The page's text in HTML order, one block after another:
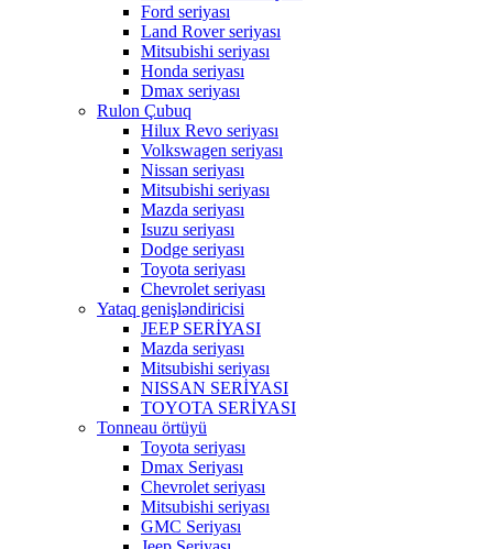
Ford seriyası
Land Rover seriyası
Mitsubishi seriyası
Honda seriyası
Dmax seriyası
Rulon Çubuq
Hilux Revo seriyası
Volkswagen seriyası
Nissan seriyası
Mitsubishi seriyası
Mazda seriyası
Isuzu seriyası
Dodge seriyası
Toyota seriyası
Chevrolet seriyası
Yataq genişləndiricisi
JEEP SERİYASI
Mazda seriyası
Mitsubishi seriyası
NISSAN SERİYASI
TOYOTA SERİYASI
Tonneau örtüyü
Toyota seriyası
Dmax Seriyası
Chevrolet seriyası
Mitsubishi seriyası
GMC Seriyası